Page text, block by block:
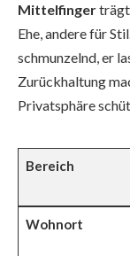
Mittelfinger
Ehe, andere für
schmunzelnd, er
Zurückhaltung
Privatsphäre
Bereich
Wohnort